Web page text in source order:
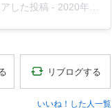
した投稿 - 2020年Nov月9日pm7時55分PST
リブログする
いいね！した人一覧